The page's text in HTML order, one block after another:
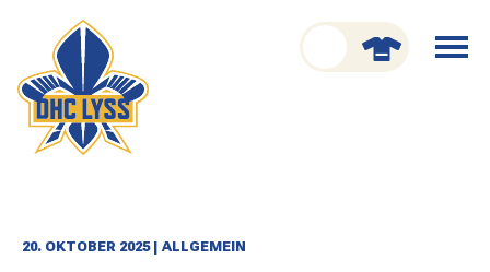
Menü
öffnen
schliessen
CLUB
GESCHICHTE
20. OKTOBER 2025 | ALLGEMEIN